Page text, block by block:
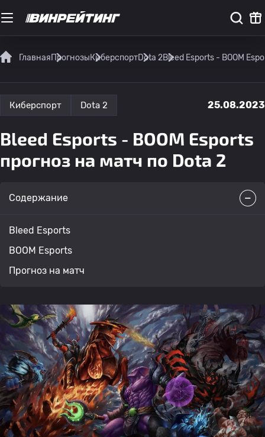
ГлавнаяПрогнозыКиберспортDota 2Bleed Esports - BOOM
Киберспорт Dota 2 25.08.2023
Bleed Esports - BOOM Esports
прогноз на матч по Dota 2
Содержание
Bleed Esports
BOOM Esports
Прогноз на матч